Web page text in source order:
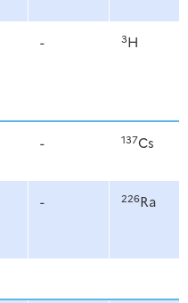
- 3H
- 137Cs
- 226Ra